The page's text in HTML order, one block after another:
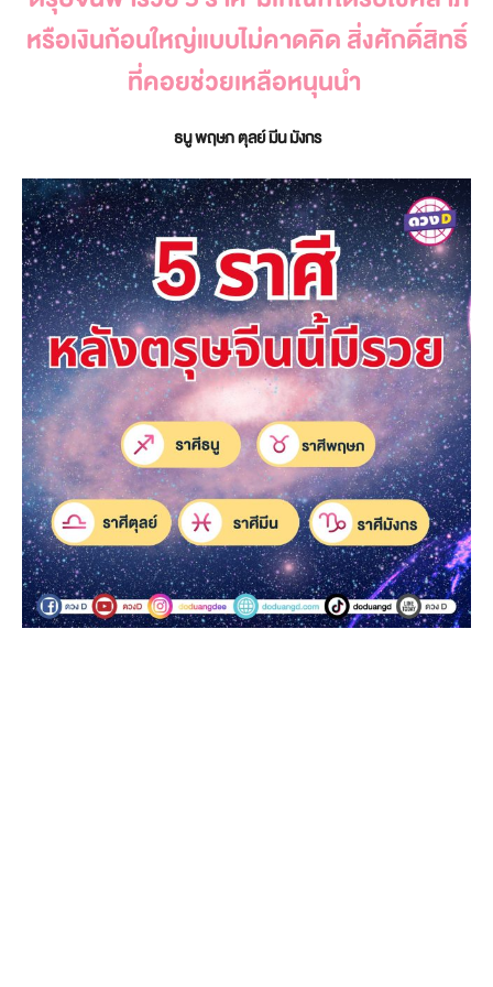
หรือเงินก้อนใหญ่แบบไม่คาดคิด สิ่งศักดิ์สิทธิ์
ที่คอยช่วยเหลือหนุนนำ
ธนู พฤษภ ตุลย์ มีนมังกร